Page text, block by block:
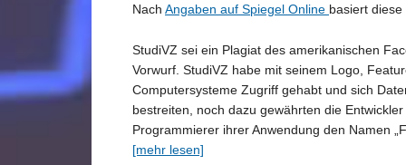
Nach Angaben auf Spiegel Online basiert
StudiVZ sei ein Plagiat des amerikanischen
Vorwurf. StudiVZ habe mit seinem Logo,
Computersysteme Zugriff gehabt und sich
bestreiten, noch dazu gewährten die
Programmierer ihrer Anwendung den Namen
[mehr lesen]